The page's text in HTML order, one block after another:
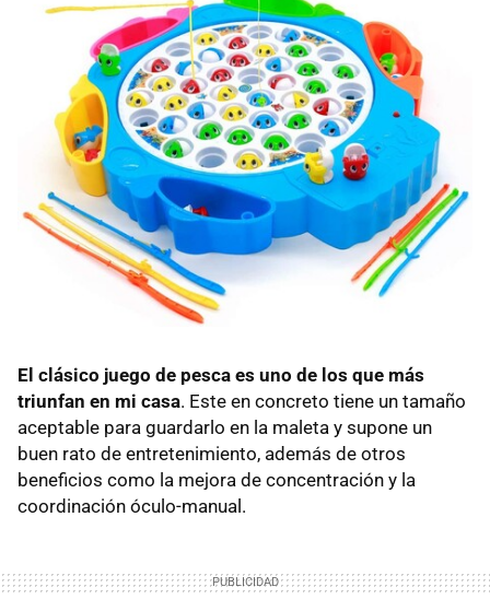
El clásico juego de pesca es uno de los que más
triunfan en mi casa. Este en concreto tiene un tamaño
aceptable para guardarlo en la maleta y supone un
buen rato de entretenimiento, además de otros
beneficios como la mejora de concentración y la
coordinación óculo-manual.